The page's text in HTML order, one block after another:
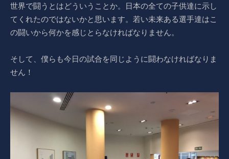
世界で闘うとはどういうことか。日本の全ての子供達に示し
てくれたのではないかと思います。若い未来ある選手達はこ
の闘いから何かを感じとらなければなりません。
そして、僕らも今日の試合を同じように闘わなければなりま
せん！